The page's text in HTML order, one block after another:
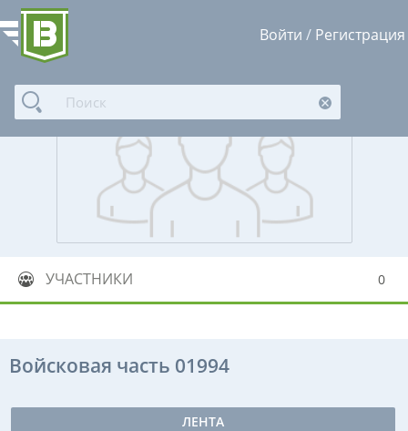
Войти / Регистрация
УЧАСТНИКИ 0
Войсковая часть 01994
ЛЕНТА